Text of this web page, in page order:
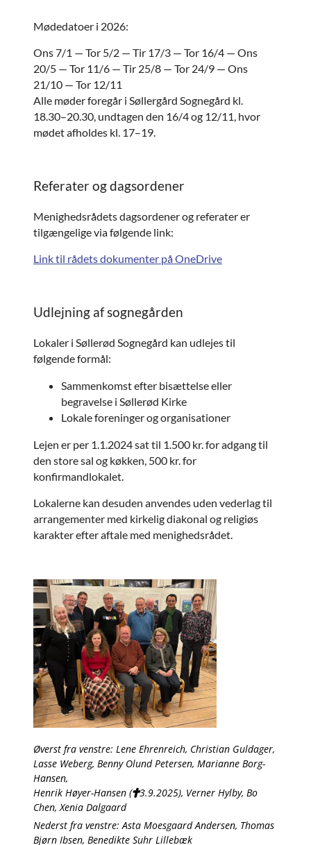
Mødedatoer i 2026:
Ons 7/1 — Tor 5/2 — Tir 17/3 — Tor 16/4 — Ons
20/5 — Tor 11/6 — Tir 25/8 — Tor 24/9 — Ons
21/10 — Tor 12/11
Alle møder foregår i Søllergård Sognegård kl.
18.30–20.30, undtagen den 16/4 og 12/11, hvor
mødet afholdes kl. 17–19.
Referater og dagsordener
Menighedsrådets dagsordener og referater er
tilgængelige via følgende link:
Link til rådets dokumenter på OneDrive
Udlejning af sognegården
Lokaler i Søllerød Sognegård kan udlejes til
følgende formål:
Sammenkomst efter bisættelse eller
begravelse i Søllerød Kirke
Lokale foreninger og organisationer
Lejen er per 1.1.2024 sat til 1.500 kr. for adgang til
den store sal og køkken, 500 kr. for
konfirmandlokalet.
Lokalerne kan desuden anvendes uden vederlag til
arrangementer med kirkelig diakonal og religiøs
karakter efter aftale med menighedsrådet.
Øverst fra venstre: Lene Ehrenreich, Christian Guldager,
Lasse Weberg, Benny Olund Petersen, Marianne Borg-
Hansen,
Henrik Høyer-Hansen (3.9.2025), Verner Hylby, Bo
Chen, Xenia Dalgaard
Nederst fra venstre: Asta Moesgaard Andersen, Thomas
Bjørn Ibsen, Benedikte Suhr Lillebæk